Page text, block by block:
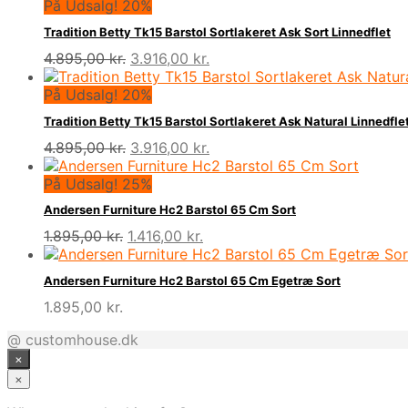
På Udsalg! 20%
Tradition Betty Tk15 Barstol Sortlakeret Ask Sort Linnedflet
4.895,00kr. Den
oprindelige
pris
var:
4.895,00 kr..
3.916,00 kr.
aktuelle
er:
3.916,00 kr..
På Udsalg! 20%
Tradition Betty Tk15 Barstol Sortlakeret Ask Natural
4.895,00kr. Den
oprindelige
pris
var:
4.895,00 kr..
3.916,00 kr.
aktuelle
er:
3.916,00 kr..
På Udsalg! 25%
Andersen Furniture Hc2 Barstol 65 Cm Sort
1.895,00kr. Den
oprindelige
pris
var:
1.416,00 kr.
aktuelle
pris
er:
Andersen Furniture Hc2 Barstol 65 Cm Egetræ Sort
1.895,00 kr.
@ customhouse.dk
×
×